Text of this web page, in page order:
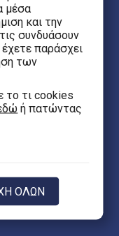
μέσα
και την
συνδυάσουν
παράσχει
των
το τι cookies
ή πατώντας
ΟΛΩΝ